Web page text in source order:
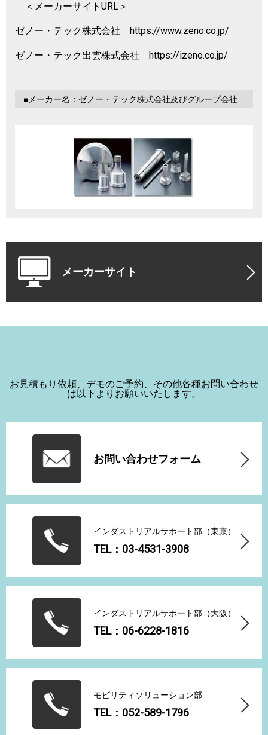
＜メーカーサイトURL＞
ゼノー・テック株式会社 https://www.zeno.co.jp/
ゼノー・テック出雲株式会社 https://izeno.co.jp/
■メーカー名：ゼノー・テック株式会社及びグループ会社
メーカーサイト
お見積もり依頼、デモのご予約、その他各種お問い合わせ
は以下よりお願いいたします。
お問い合わせフォーム
インダストリアルサポート部（東京）
TEL：03-4531-3908
インダストリアルサポート部（大阪）
TEL：06-6228-1816
モビリティソリューション部
TEL：052-589-1796